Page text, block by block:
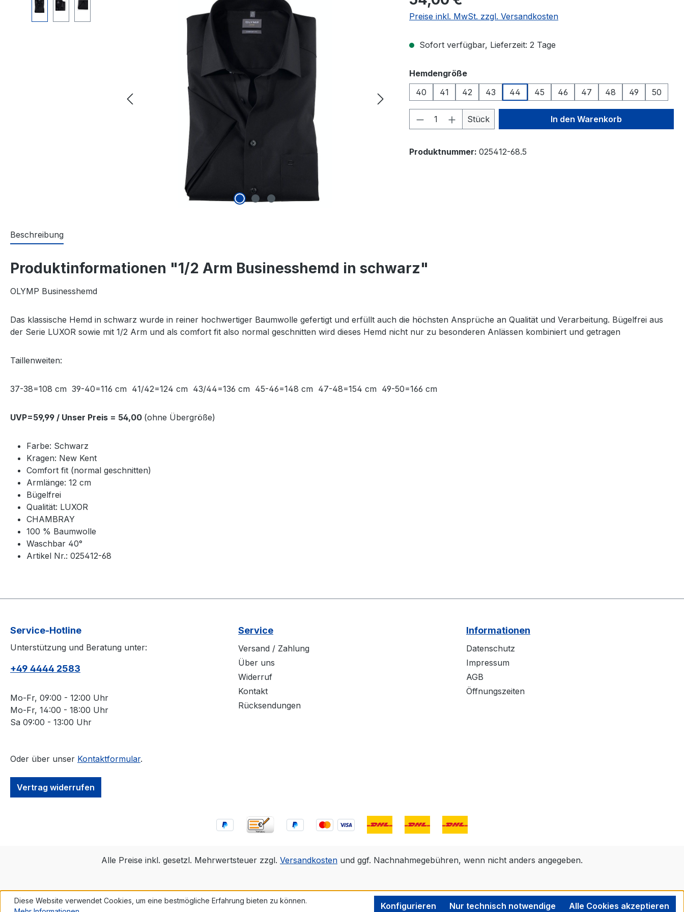
Preise inkl. MwSt. zzgl. Versandkosten
Sofort verfügbar, Lieferzeit: 2 Tage
Hemdengrößeauswählen
40
41 42 43 44 45 46 47 48 49 50
Produkt Anzahl: Gib den gewünschten Wert
Stück In den Warenkorb
Produktnummer: 025412-68.5
Beschreibung
Produktinformationen "1/2 Arm Businesshemd in schwarz"
OLYMP Businesshemd
Das klassische Hemd in schwarz wurde in reiner hochwertiger Baumwolle gefertigt und erfüllt auch die höchsten Ansprüche an Qualität und Verarbeitung. Bügelfrei aus
der Serie LUXOR sowie mit 1/2 Arm und als comfort fit also normal geschnitten wird dieses Hemd nicht nur zu besonderen Anlässen kombiniert und getragen
Taillenweiten:
37-38=108 cm 39-40=116 cm 41/42=124 cm 43/44=136 cm 45-46=148 cm 47-48=154 cm 49-50=166 cm
UVP=59,99 / Unser Preis = 54,00 (ohne Übergröße)
Farbe: Schwarz
Kragen: New Kent
Comfort fit (normal geschnitten)
Armlänge: 12 cm
Bügelfrei
Qualität: LUXOR
CHAMBRAY
100 % Baumwolle
Waschbar 40°
Artikel Nr.: 025412-68
Service-Hotline
Unterstützung und Beratung unter:
+49 4444 2583
Mo-Fr, 09:00 - 12:00 Uhr
Mo-Fr, 14:00 - 18:00 Uhr
Sa 09:00 - 13:00 Uhr
Oder über unser Kontaktformular.
Vertrag widerrufen
Service
Versand / Zahlung
Über uns
Widerruf
Kontakt
Rücksendungen
Informationen
Datenschutz
Impressum
AGB
Öffnungszeiten
Alle Preise inkl. gesetzl. Mehrwertsteuer zzgl. Versandkosten und ggf. Nachnahmegebühren, wenn nicht anders angegeben.
Diese Website verwendet Cookies, um eine bestmögliche Erfahrung bieten zu können.
Nur technisch notwendige
Konfigurieren Alle Cookies akzeptieren